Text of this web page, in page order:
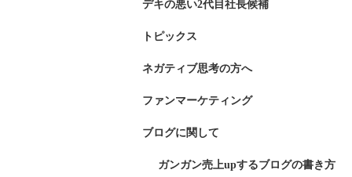
デキの悪い2代目社長候補
トピックス
ネガティブ思考の方へ
ファンマーケティング
ブログに関して
ガンガン売上upするブログの書き方